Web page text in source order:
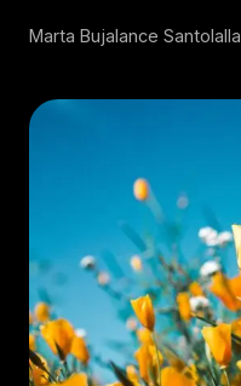
Marta Bujalance Santolalla